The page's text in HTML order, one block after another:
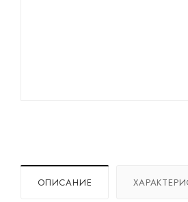
ОПИСАНИЕ